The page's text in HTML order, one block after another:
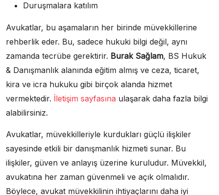
Duruşmalara katılım
Avukatlar, bu aşamaların her birinde müvekkillerine
rehberlik eder. Bu, sadece hukuki bilgi değil, aynı
zamanda tecrübe gerektirir. Burak Sağlam, BS Hukuk
& Danışmanlık alanında eğitim almış ve ceza, ticaret,
kira ve icra hukuku gibi birçok alanda hizmet
vermektedir. İletişim sayfasına ulaşarak daha fazla bilgi
alabilirsiniz.
Avukatlar, müvekkilleriyle kurdukları güçlü ilişkiler
sayesinde etkili bir danışmanlık hizmeti sunar. Bu
ilişkiler, güven ve anlayış üzerine kuruludur. Müvekkil,
avukatına her zaman güvenmeli ve açık olmalıdır.
Böylece, avukat müvekkilinin ihtiyaçlarını daha iyi